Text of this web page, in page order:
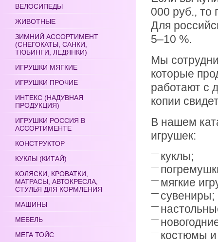
ВЕЛОСИПЕДЫ
ЖИВОТНЫЕ
ЗИМНИЙ АССОРТИМЕНТ
(СНЕГОКАТЫ, САНКИ,
ТЮБИНГИ, ЛЕДЯНКИ)
ИГРУШКИ МЯГКИЕ
ИГРУШКИ ПРОЧИЕ
ИНТЕКС (НАДУВНАЯ
ПРОДУКЦИЯ)
ИГРУШКИ РОССИЯ В
АССОРТИМЕНТЕ
КОНСТРУКТОР
КУКЛЫ (КИТАЙ)
КОЛЯСКИ, КРОВАТКИ,
МАТРАСЫ, АВТОКРЕСЛА,
СТУЛЬЯ ДЛЯ КОРМЛЕНИЯ
МАШИНЫ
МЕБЕЛЬ
МЕГА ТОЙС
000 руб., то
Для
5–10 %.
Мы
которые
работают с
копии
В нашем
игрушек:
куклы;
мягкие
сувениры;
костюмы и